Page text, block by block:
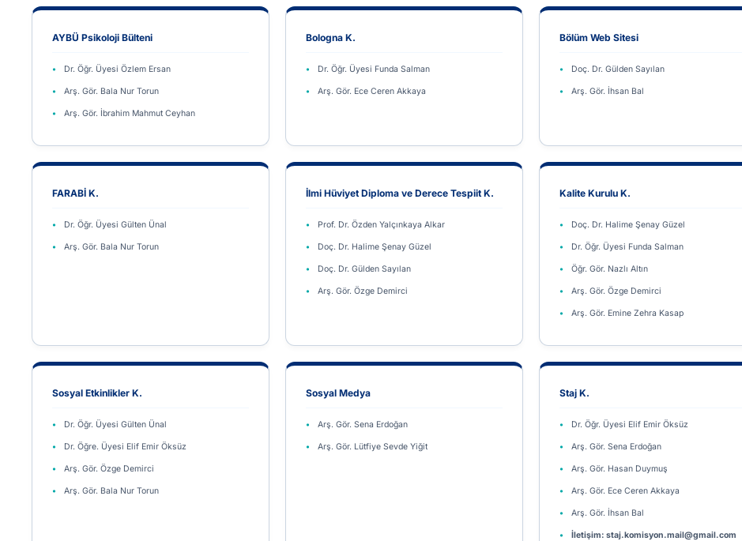
AYBÜ Psikoloji Bülteni
Dr. Öğr. Üyesi Özlem Ersan
Arş. Gör. Bala Nur Torun
Arş. Gör. İbrahim Mahmut Ceyhan
Bologna K.
Dr. Öğr. Üyesi Funda Salman
Arş. Gör. Ece Ceren Akkaya
Bölüm Web Sitesi
Doç. Dr. Gülden Sayılan
Arş. Gör. İhsan Bal
FARABİ K.
Dr. Öğr. Üyesi Gülten Ünal
Arş. Gör. Bala Nur Torun
İlmi Hüviyet Diploma ve Derece Tespiit K.
Prof. Dr. Özden Yalçınkaya Alkar
Doç. Dr. Halime Şenay Güzel
Doç. Dr. Gülden Sayılan
Arş. Gör. Özge Demirci
Kalite Kurulu K.
Doç. Dr. Halime Şenay Güzel
Dr. Öğr. Üyesi Funda Salman
Öğr. Gör. Nazlı Altın
Arş. Gör. Özge Demirci
Arş. Gör. Emine Zehra Kasap
Sosyal Etkinlikler K.
Dr. Öğr. Üyesi Gülten Ünal
Dr. Öğre. Üyesi Elif Emir Öksüz
Arş. Gör. Özge Demirci
Arş. Gör. Bala Nur Torun
Sosyal Medya
Arş. Gör. Sena Erdoğan
Arş. Gör. Lütfiye Sevde Yiğit
Staj K.
Dr. Öğr. Üyesi Elif Emir Öksüz
Arş. Gör. Sena Erdoğan
Arş. Gör. Hasan Duymuş
Arş. Gör. Ece Ceren Akkaya
Arş. Gör. İhsan Bal
İletişim: staj.komisyon.mail@gmail.com